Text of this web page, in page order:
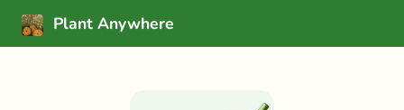
Plant Anywhere